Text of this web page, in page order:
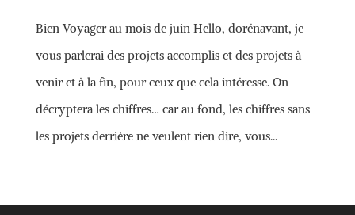
Bien Voyager au mois de juin Hello, dorénavant, je
vous parlerai des projets accomplis et des projets à
venir et à la fin, pour ceux que cela intéresse. On
décryptera les chiffres… car au fond, les chiffres sans
les projets derrière ne veulent rien dire, vous...